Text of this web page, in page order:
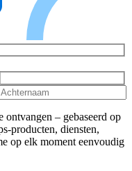
– gebaseerd op
producten, diensten,
op elk moment eenvoudig